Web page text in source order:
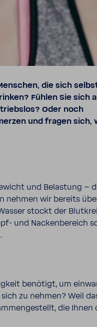
die sich
Fühlen Sie sich
Oder noch
und fragen sich,
und Belas­tung –
nehmen wir bereits
stockt der
und Nacken­be­reich
benö­tigt, um
zu nehmen? Weil
die Ihnen